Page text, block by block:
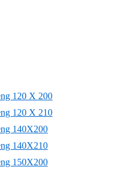
120 X 200
120 X 210
140X200
140X210
150X200